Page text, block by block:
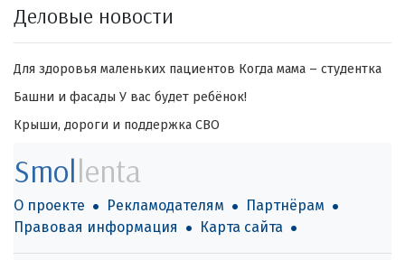
Деловые новости
Для здоровья маленьких пациентов Когда мама – студентка
Башни и фасады У вас будет ребёнок!
Крыши, дороги и поддержка СВО
Smollenta
О проекте Рекламодателям
Партнёрам
Правовая информация
Карта сайта